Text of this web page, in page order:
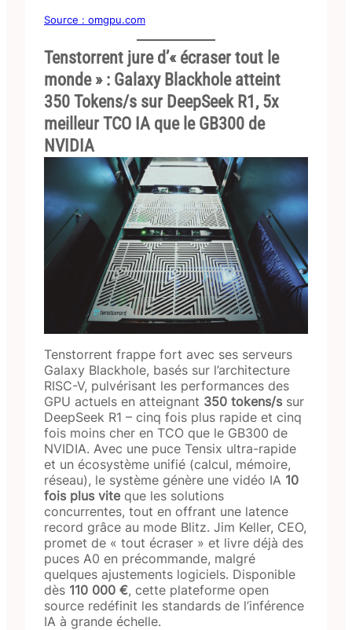
Source : omgpu.com
Tenstorrent jure d’« écraser tout le
monde » : Galaxy Blackhole atteint
350 Tokens/s sur DeepSeek R1, 5x
meilleur TCO IA que le GB300 de
NVIDIA
Tenstorrent frappe fort avec ses serveurs
Galaxy Blackhole, basés sur l’architecture
RISC-V, pulvérisant les performances des
GPU actuels en atteignant 350 tokens/ssur
DeepSeek R1 – cinq fois plus rapide et cinq
fois moins cher en TCO que le GB300 de
NVIDIA. Avec une puce Tensix ultra-rapide
et un écosystème unifié (calcul, mémoire,
réseau), le système génère une vidéo IA 10
fois plus viteque les solutions
concurrentes, tout en offrant une latence
record grâce au mode Blitz. Jim Keller, CEO,
promet de « tout écraser » et livre déjà des
puces A0 en précommande, malgré
quelques ajustements logiciels. Disponible
dès 110 000 €, cette plateforme open
source redéfinit les standards de l’inférence
IA à grande échelle.